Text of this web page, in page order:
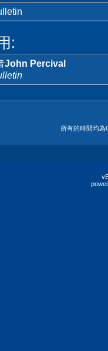
:
John Percival
所有的時間均為